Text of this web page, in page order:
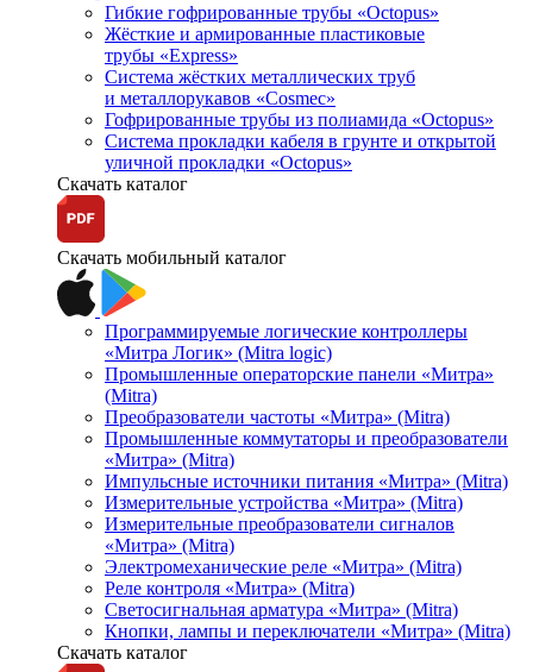
Гибкие гофрированные трубы «Octopus»
Жёсткие и армированные пластиковые
трубы «Express»
Система жёстких металлических труб
и металлорукавов «Cosmec»
Гофрированные трубы из полиамида «Octopus»
Система прокладки кабеля в грунте и открытой
уличной прокладки «Octopus»
Скачать каталог
Скачать мобильный каталог
Программируемые логические контроллеры
«Митра Логик» (Mitra logic)
Промышленные операторские панели «Митра»
(Mitra)
Преобразователи частоты «Митра» (Mitra)
Промышленные коммутаторы и преобразователи
«Митра» (Mitra)
Импульсные источники питания «Митра» (Mitra)
Измерительные устройства «Митра» (Mitra)
Измерительные преобразователи сигналов
«Митра» (Mitra)
Электромеханические реле «Митра» (Mitra)
Реле контроля «Митра» (Mitra)
Светосигнальная арматура «Митра» (Mitra)
Кнопки, лампы и переключатели «Митра» (Mitra)
Скачать каталог